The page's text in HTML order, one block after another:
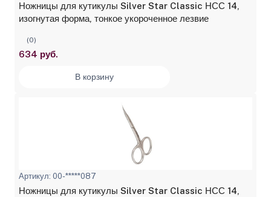
Ножницы для кутикулы Silver Star Classic НСС 14,
изогнутая форма, тонкое укороченное лезвие
(0)
634 руб.
В корзину
Артикул: 00-*****087
Ножницы для кутикулы Silver Star Classic НСС 14,